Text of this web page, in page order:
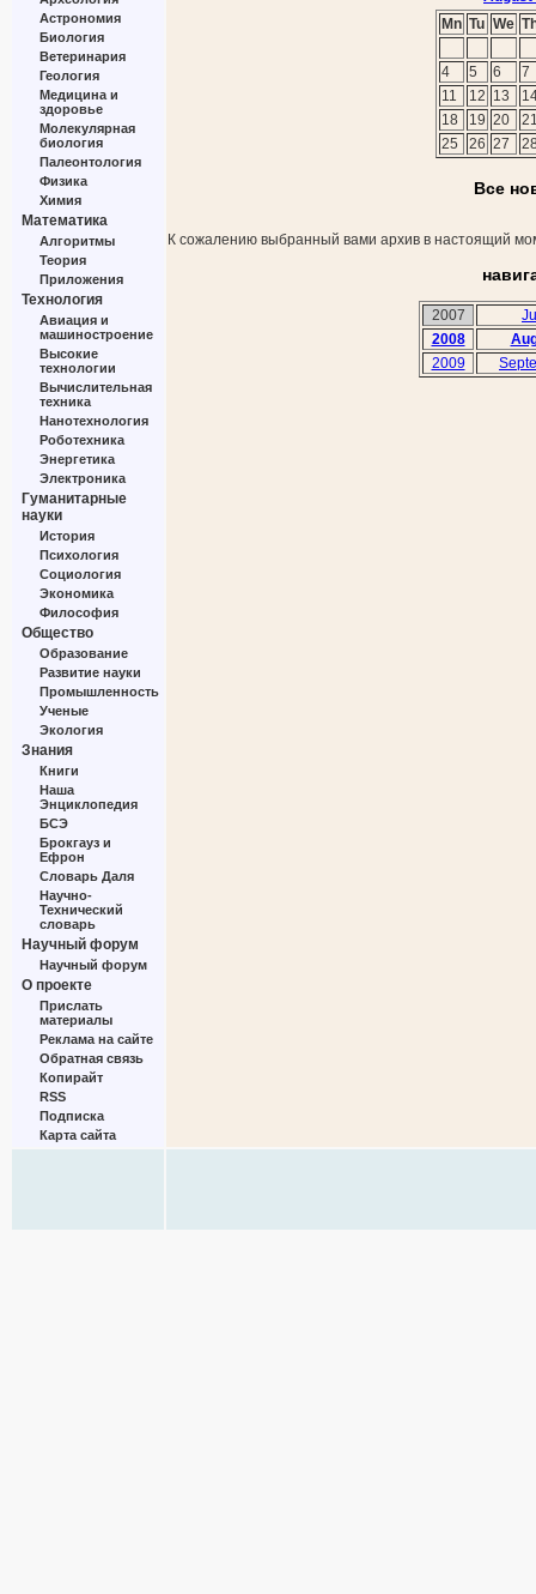
Астрономия
Биология
Ветеринария
Геология
Медицина и
здоровье
Молекулярная
биология
Палеонтология
Физика
Химия
Математика
Алгоритмы
Теория
Приложения
Технология
Авиация и
машиностроение
Высокие
технологии
Вычислительная
техника
Нанотехнология
Роботехника
Энергетика
Электроника
Гуманитарные
науки
История
Психология
Социология
Экономика
Философия
Общество
Образование
Развитие науки
Промышленность
Ученые
Экология
Знания
Книги
Наша
Энциклопедия
БСЭ
Брокгауз и
Ефрон
Словарь Даля
Научно-
Технический
словарь
Научный форум
Научный форум
О проекте
Прислать
материалы
Реклама на сайте
Обратная связь
Копирайт
RSS
Подписка
Карта сайта
Mn Tu We
4 5 6
7
11
12 13
18
19 20
25
26 27
Все
К сожалению выбранный вами архив в настоящий
2007
2008
2009